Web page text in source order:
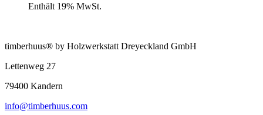
Enthält 19% MwSt.
timberhuus® by Holzwerkstatt Dreyeckland GmbH
Lettenweg 27
79400 Kandern
info@timberhuus.com